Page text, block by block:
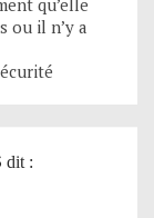
qu’elle
ou il n’y a
dit :